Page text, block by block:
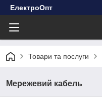
ЕлектроОпт
Товари та послуги
Мережевий кабель